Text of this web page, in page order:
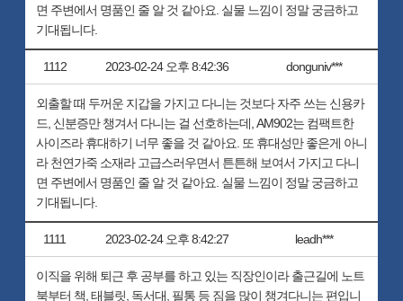
면 주변에서 명품인 줄 알 것 같아요. 실물 느낌이 정말 궁금하고
기대됩니다.
1112 2023-02-24 오후 8:42:36 donguniv***
외출할 때 두꺼운 지갑을 가지고 다니는 것보다 자주 쓰는 신용카
드, 신분증만 챙겨서 다니는 걸 선호하는데, AM902는 컴팩트한
사이즈라 휴대하기 너무 좋을 것 같아요. 또 휴대성만 좋은게 아니
라 천연가죽 소재라 고급스러우면서 튼튼해 보여서 가지고 다니
면 주변에서 명품인 줄 알 것 같아요. 실물 느낌이 정말 궁금하고
기대됩니다.
1111 2023-02-24 오후 8:42:27 leadh***
이직을 위해 퇴근 후 공부를 하고 있는 직장인이라 출근길에 노트
북부터 책, 태블릿, 독서대, 필통 등 짐을 많이 챙겨다니는 편입니